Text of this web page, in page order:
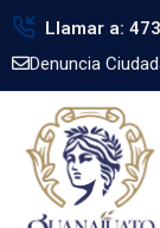
Llamar a:
Denuncia
Inicio
Gobierno
Trámites